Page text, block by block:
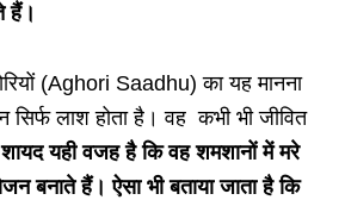
हैं।
(Aghori Saadhu) का यह मानना
सिर्फ लाश होता है। वह कभी भी जीवित
शायद यही वजह है कि वह शमशानों में मरे
बनाते हैं। ऐसा भी बताया जाता है कि